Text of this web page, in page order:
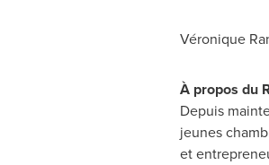
Véronique
À propos du
Depuis
jeunes
et